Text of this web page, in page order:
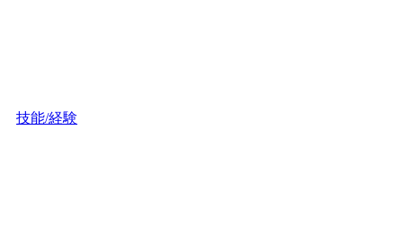
技能/経験